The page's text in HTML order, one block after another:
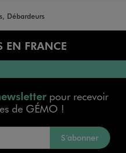
Débardeurs
EN FRANCE
pour recevoir
de GÉMO !
S’abonner